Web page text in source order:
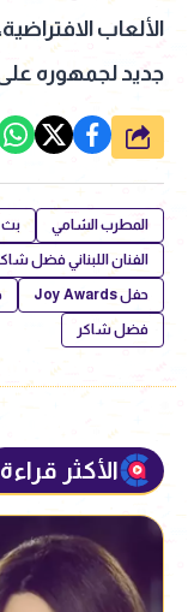
الألعاب
جديد لجمهوره
شارك
المطرب الشامي بث
الفنان اللبناني فضل
حفل Joy Awards
فضل شاكر
الأكثر قراءة